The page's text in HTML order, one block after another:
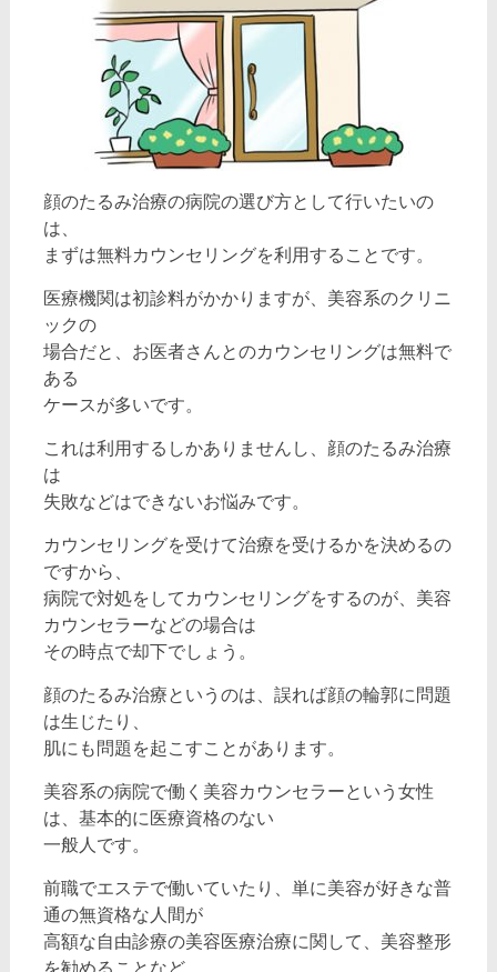
顔のたるみ治療の病院の選び方として行いたいの
は、
まずは無料カウンセリングを利用することです。
医療機関は初診料がかかりますが、美容系のクリニ
ックの
場合だと、お医者さんとのカウンセリングは無料で
ある
ケースが多いです。
これは利用するしかありませんし、顔のたるみ治療
は
失敗などはできないお悩みです。
カウンセリングを受けて治療を受けるかを決めるの
ですから、
病院で対処をしてカウンセリングをするのが、美容
カウンセラーなどの場合は
その時点で却下でしょう。
顔のたるみ治療というのは、誤れば顔の輪郭に問題
は生じたり、
肌にも問題を起こすことがあります。
美容系の病院で働く美容カウンセラーという女性
は、基本的に医療資格のない
一般人です。
前職でエステで働いていたり、単に美容が好きな普
通の無資格な人間が
高額な自由診療の美容医療治療に関して、美容整形
を勧めることなど